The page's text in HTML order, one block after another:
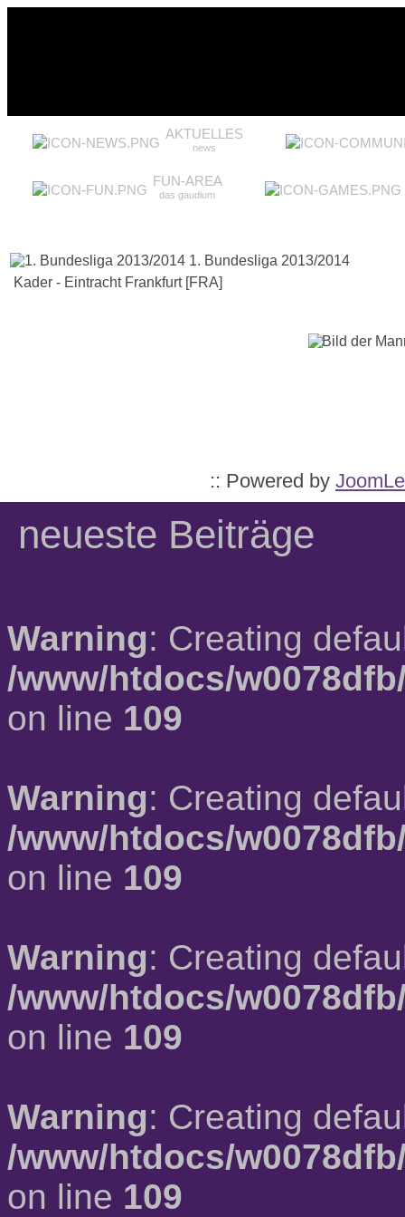
AKTUELLES
news
FUN-AREA
das gaudium
1. Bundesliga 2013/2014
Kader - Eintracht Frankfurt [FRA]
:: Powered by
neueste Beiträge
Warning: Creating
/www/htdocs/
on line 109
Warning: Creating
/www/htdocs/
on line 109
Warning: Creating
/www/htdocs/
on line 109
Warning: Creating
/www/htdocs/
on line 109